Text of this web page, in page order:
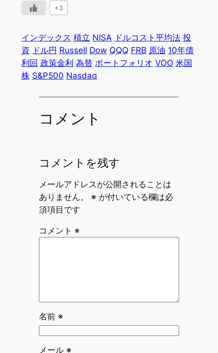
+3
インデックス 積立 NISA ドルコスト平均法 投
資 ドル円 Russell Dow QQQ FRB 原油 10年債
利回 政策金利 為替 ポートフォリオ VOO 米国
株 S&P500 Nasdaq
コメント
コメントを残す
メールアドレスが公開されることは
ありません。
※ が付いている欄は必
須項目です
コメント ※
名前 ※
メール ※